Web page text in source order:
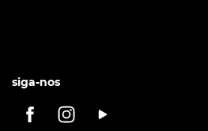
siga-nos